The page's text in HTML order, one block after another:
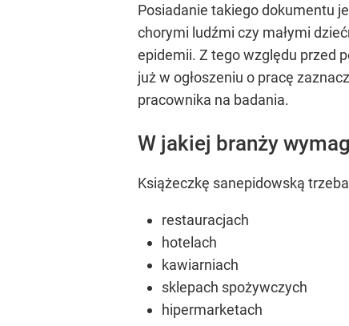
Posiadanie takiego dokumentu
chorymi ludźmi czy małymi
epidemii. Z tego względu przed
już w ogłoszeniu o pracę
pracownika na badania.
W jakiej branży
Książeczkę sanepidowską
restauracjach
hotelach
kawiarniach
sklepach spożywczych
hipermarketach